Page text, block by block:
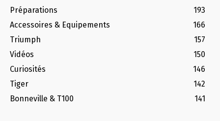
Préparations
193
Accessoires & Equipements
166
Triumph
157
Vidéos
150
Curiosités
146
Tiger
142
Bonneville & T100
141